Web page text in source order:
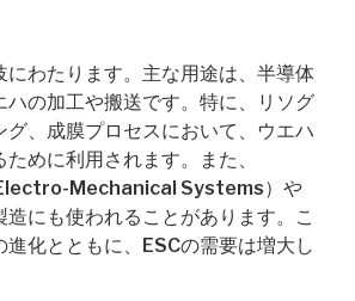
にわたります。主な用途は、半導体
ハの加工や搬送です。特に、リソグ
グ、成膜プロセスにおいて、ウエハ
めに利用されます。また、
Mechanical Systems）や
造にも使われることがあります。こ
進化とともに、ESCの需要は増大し